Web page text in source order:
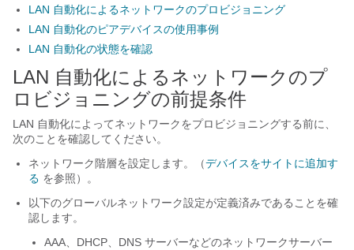
LAN 自動化によるネットワークのプロビジョニング
LAN 自動化のピアデバイスの使用事例
LAN 自動化の状態を確認
LAN 自動化によるネットワークのプ
ロビジョニングの前提条件
LAN 自動化によってネットワークをプロビジョニングする前に、
次のことを確認してください。
ネットワーク階層を設定します。（デバイスをサイトに追加す
る を参照）。
以下のグローバルネットワーク設定が定義済みであることを確
認します。
AAA、DHCP、DNS サーバーなどのネットワークサーバー